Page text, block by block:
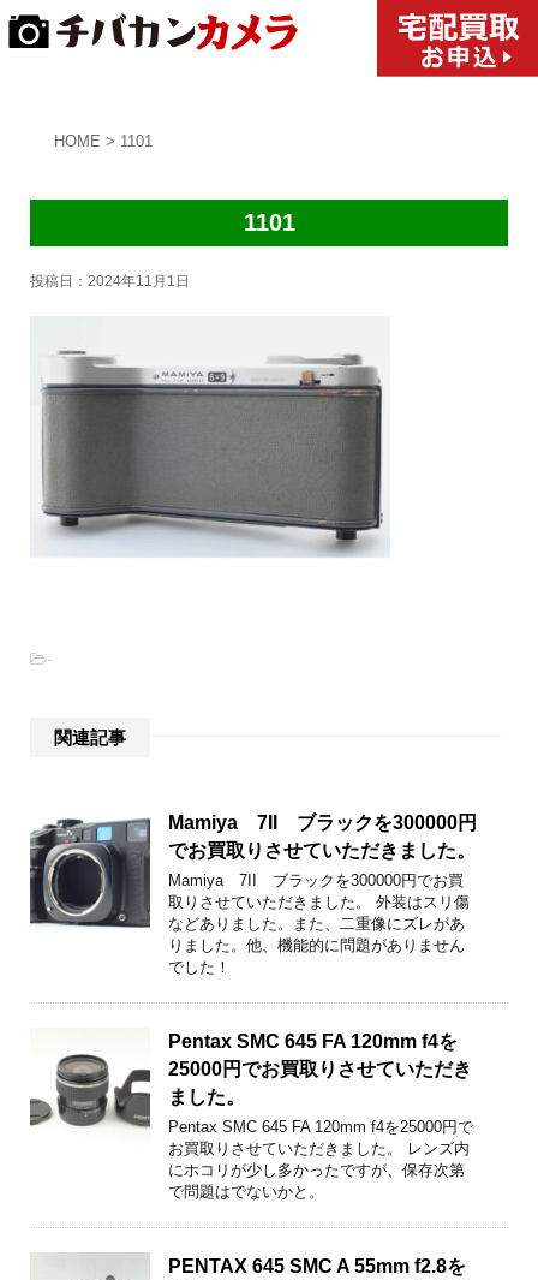
HOME > 1101
1101
投稿日： 2024年11月1日
-
関連記事
Mamiya 7II ブラックを300000円
でお買取りさせていただきました。
Mamiya 7II ブラックを300000円でお買
取りさせていただきました。 外装はスリ傷
などありました。また、二重像にズレがあ
りました。他、機能的に問題がありません
でした！
Pentax SMC 645 FA 120mm f4を
25000円でお買取りさせていただき
ました。
Pentax SMC 645 FA 120mm f4を25000円で
お買取りさせていただきました。 レンズ内
にホコリが少し多かったですが、保存次第
で問題はでないかと。
PENTAX 645 SMC A 55mm f2.8を